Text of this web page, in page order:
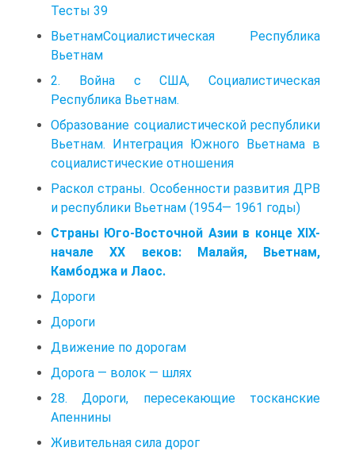
Тесты 39
ВьетнамСоциалистическая Республика
Вьетнам
2. Война с США, Социалистическая
Республика Вьетнам.
Образование социалистической республики
Вьетнам. Интеграция Южного Вьетнама в
социалистические отношения
Раскол страны. Особенности развития ДРВ
и республики Вьетнам (1954— 1961 годы)
Страны Юго-Восточной Азии в конце ХIХ-
начале XX веков: Малайя, Вьетнам,
Камбоджа и Лаос.
Дороги
Дороги
Движение по дорогам
Дорога — волок — шлях
28. Дороги, пересекающие тосканские
Апеннины
Живительная сила дорог